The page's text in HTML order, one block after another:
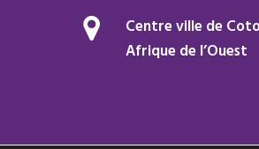
Centre ville de
Afrique de l’Ouest